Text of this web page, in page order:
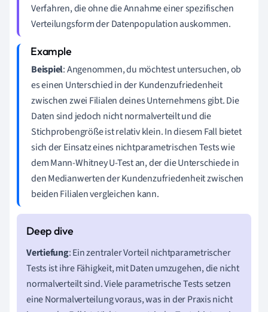
Verfahren, die ohne die Annahme einer spezifischen
Verteilungsform der Datenpopulation auskommen.
Beispiel: Angenommen, du möchtest untersuchen, ob
es einen Unterschied in der Kundenzufriedenheit
zwischen zwei Filialen deines Unternehmens gibt. Die
Daten sind jedoch nicht normalverteilt und die
Stichprobengröße ist relativ klein. In diesem Fall bietet
sich der Einsatz eines nichtparametrischen Tests wie
dem Mann-Whitney U-Test an, der die Unterschiede in
den Medianwerten der Kundenzufriedenheit zwischen
beiden Filialen vergleichen kann.
Vertiefung: Ein zentraler Vorteil nichtparametrischer
Tests ist ihre Fähigkeit, mit Daten umzugehen, die nicht
normalverteilt sind. Viele parametrische Tests setzen
eine Normalverteilung voraus, was in der Praxis nicht